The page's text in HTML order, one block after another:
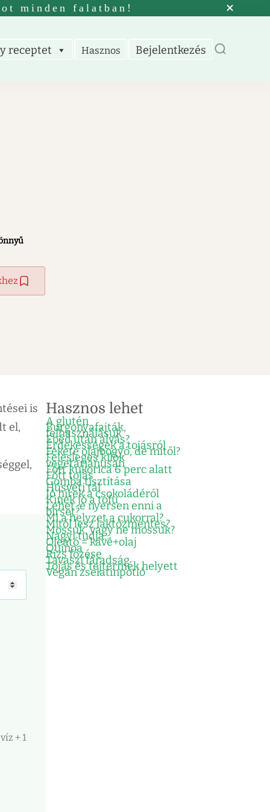
minden falatban!
receptet Hasznos Bejelentkezés
is
el,
+ 1
Hasznos lehet
A glutén
Burgonyafajták,
felhasználásuk
Ebéd után alvás?
Érdekességek a tojásról
Fekete olajbogyó, de mitől?
Felesleges kilók
vegetáriánusan
Főtt kukorica 6 perc alatt
Főtt tojás
Gomba tisztítása
Húsvéti tál
Jó hírek a csokoládéról
Kinek jó a tofu
Lehet-e nyersen enni a
birset?
Mi a helyzet a cukorral?
Mitől lesz laktózmentes?
Mossuk, vagy ne mossuk?
Nagyi tudja…
Oleátó = kávé+olaj
Quinoa
Rizs főzése
Tavaszi fáradság
Tojás és tejtermék helyett
Vegán zselatinpótló